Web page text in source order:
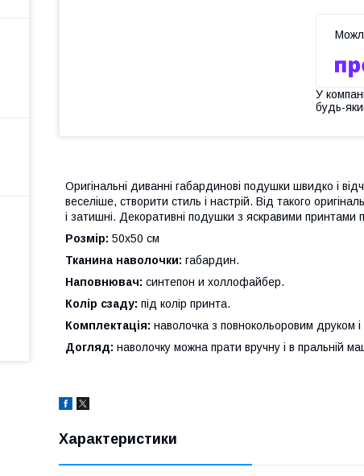
У
будь-
Оригінальні диванні габардинові подушки швидко і
веселіше, створити стиль і настрій. Від такого
і затишні. Декоративні подушки з яскравими принтами
Розмір: 50x50 см
Тканина наволочки: габардин.
Наповнювач: синтепон и холлофайбер.
Колір сзаду: під колір принта.
Комплектація: наволочка з повнокольоровим друком
Догляд: наволочку можна прати вручну і в пральній
Характеристики